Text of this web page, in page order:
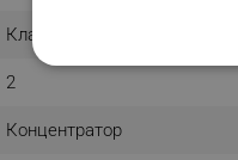
Класически
2
Концентратор
СТРОГО